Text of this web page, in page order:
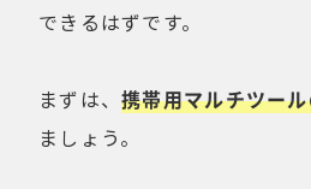
できるはずです。
まずは、携帯用マルチツー
ましょう。